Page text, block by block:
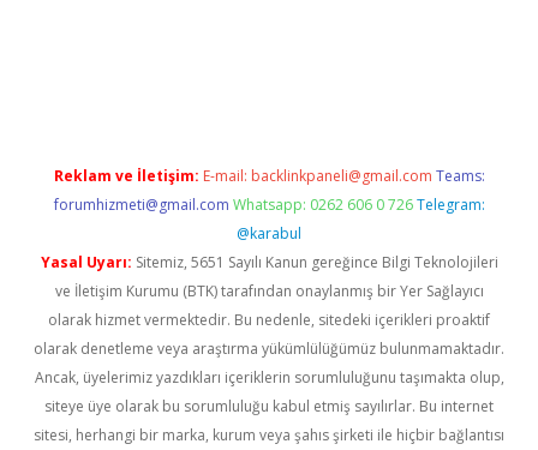
Reklam ve İletişim: E-mail: backlinkpaneli@gmail.com Teams:
forumhizmeti@gmail.com Whatsapp: 0262 606 0 726 Telegram:
@karabul
Yasal Uyarı: Sitemiz, 5651 Sayılı Kanun gereğince Bilgi Teknolojileri
ve İletişim Kurumu (BTK) tarafından onaylanmış bir Yer Sağlayıcı
olarak hizmet vermektedir. Bu nedenle, sitedeki içerikleri proaktif
olarak denetleme veya araştırma yükümlülüğümüz bulunmamaktadır.
Ancak, üyelerimiz yazdıkları içeriklerin sorumluluğunu taşımakta olup,
siteye üye olarak bu sorumluluğu kabul etmiş sayılırlar. Bu internet
sitesi, herhangi bir marka, kurum veya şahıs şirketi ile hiçbir bağlantısı